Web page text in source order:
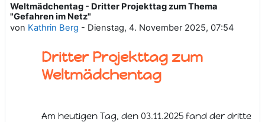
Weltmädchentag - Dritter Projekttag zum Thema
"Gefahren im Netz"
von Kathrin Berg - Dienstag, 4. November 2025, 07:54
Anzahl Antworten: 0
Dritter Projekttag zum
Weltmädchentag
Am heutigen Tag, den 03.11.2025 fand der dritte